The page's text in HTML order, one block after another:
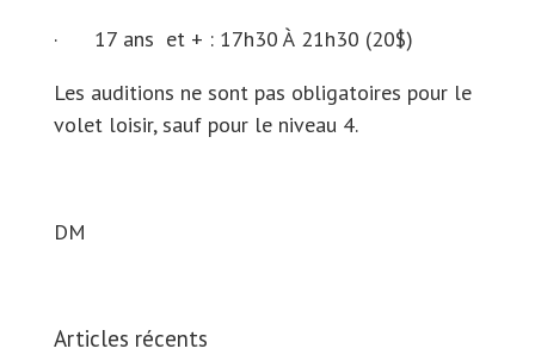
· 17 ans et + : 17h30 À 21h30 (20$)
Les auditions ne sont pas obligatoires pour le
volet loisir, sauf pour le niveau 4.
DM
Articles récents